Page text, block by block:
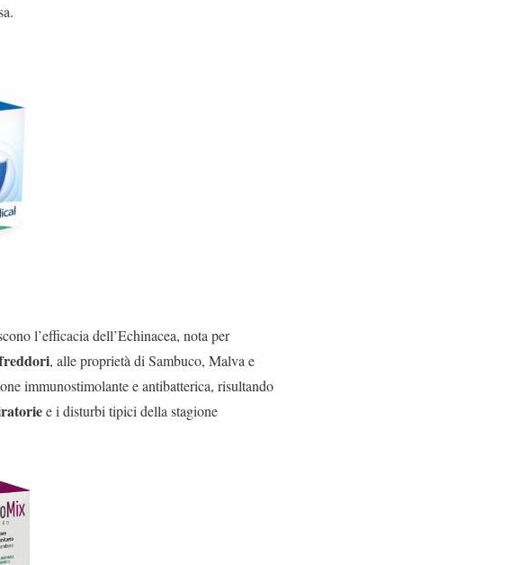
l’efficacia dell’Echinacea, nota per
, alle proprietà di Sambuco, Malva e
immunostimolante e antibatterica, risultando
e i disturbi tipici della stagione